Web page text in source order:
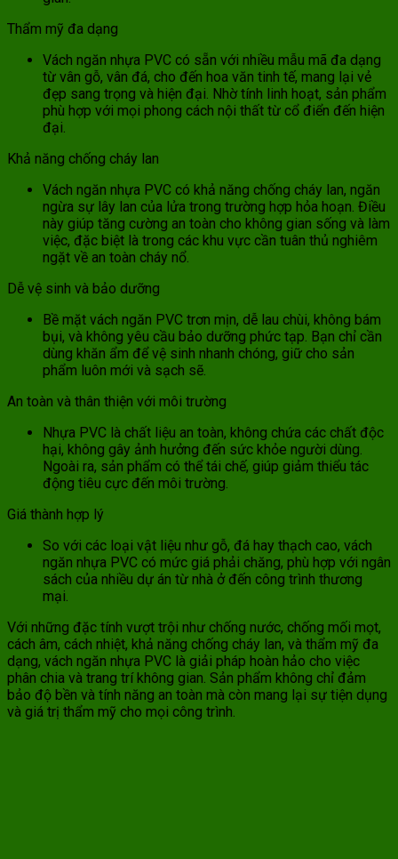
Thẩm mỹ đa dạng
Vách ngăn nhựa PVC có sẵn với nhiều mẫu mã đa dạng
từ vân gỗ, vân đá, cho đến hoa văn tinh tế, mang lại vẻ
đẹp sang trọng và hiện đại. Nhờ tính linh hoạt, sản phẩm
phù hợp với mọi phong cách nội thất từ cổ điển đến hiện
đại.
Khả năng chống cháy lan
Vách ngăn nhựa PVC có khả năng chống cháy lan, ngăn
ngừa sự lây lan của lửa trong trường hợp hỏa hoạn. Điều
này giúp tăng cường an toàn cho không gian sống và làm
việc, đặc biệt là trong các khu vực cần tuân thủ nghiêm
ngặt về an toàn cháy nổ.
Dễ vệ sinh và bảo dưỡng
Bề mặt vách ngăn PVC trơn mịn, dễ lau chùi, không bám
bụi, và không yêu cầu bảo dưỡng phức tạp. Bạn chỉ cần
dùng khăn ẩm để vệ sinh nhanh chóng, giữ cho sản
phẩm luôn mới và sạch sẽ.
An toàn và thân thiện với môi trường
Nhựa PVC là chất liệu an toàn, không chứa các chất độc
hại, không gây ảnh hưởng đến sức khỏe người dùng.
Ngoài ra, sản phẩm có thể tái chế, giúp giảm thiểu tác
động tiêu cực đến môi trường.
Giá thành hợp lý
So với các loại vật liệu như gỗ, đá hay thạch cao, vách
ngăn nhựa PVC có mức giá phải chăng, phù hợp với ngân
sách của nhiều dự án từ nhà ở đến công trình thương
mại.
Với những đặc tính vượt trội như chống nước, chống mối mọt,
cách âm, cách nhiệt, khả năng chống cháy lan, và thẩm mỹ đa
dạng, vách ngăn nhựa PVC là giải pháp hoàn hảo cho việc
phân chia và trang trí không gian. Sản phẩm không chỉ đảm
bảo độ bền và tính năng an toàn mà còn mang lại sự tiện dụng
và giá trị thẩm mỹ cho mọi công trình.